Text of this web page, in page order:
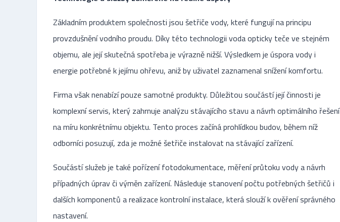
Základním produktem společnosti jsou šetřiče vody, které fungují na principu
provzdušnění vodního proudu. Díky této technologii voda opticky teče ve stejném
objemu, ale její skutečná spotřeba je výrazně nižší. Výsledkem je úspora vody i
energie potřebné k jejímu ohřevu, aniž by uživatel zaznamenal snížení komfortu.
Firma však nenabízí pouze samotné produkty. Důležitou součástí její činnosti je
komplexní servis, který zahrnuje analýzu stávajícího stavu a návrh optimálního řešení
na míru konkrétnímu objektu. Tento proces začíná prohlídkou budov, během níž
odborníci posuzují, zda je možné šetřiče instalovat na stávající zařízení.
Součástí služeb je také pořízení fotodokumentace, měření průtoku vody a návrh
případných úprav či výměn zařízení. Následuje stanovení počtu potřebných šetřičů i
dalších komponentů a realizace kontrolní instalace, která slouží k ověření správného
nastavení.